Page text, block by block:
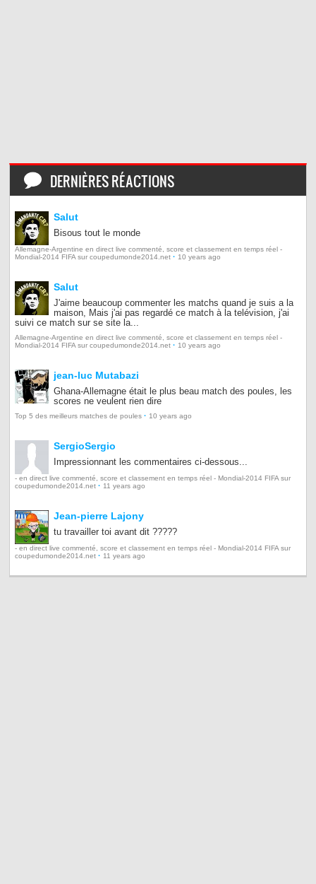
DERNIÈRES RÉACTIONS
Salut
Bisous tout le monde
Allemagne-Argentine en direct live commenté, score et classement en temps réel -
Mondial-2014 FIFA sur coupedumonde2014.net · 10 years ago
Salut
J'aime beaucoup commenter les matchs quand je suis a la
maison, Mais j'ai pas regardé ce match à la telévision, j'ai
suivi ce match sur se site la...
Allemagne-Argentine en direct live commenté, score et classement en temps réel -
Mondial-2014 FIFA sur coupedumonde2014.net · 10 years ago
jean-luc Mutabazi
Ghana-Allemagne était le plus beau match des poules, les
scores ne veulent rien dire
Top 5 des meilleurs matches de poules · 10 years ago
SergioSergio
Impressionnant les commentaires ci-dessous...
- en direct live commenté, score et classement en temps réel - Mondial-2014 FIFA sur
coupedumonde2014.net · 11 years ago
Jean-pierre Lajony
tu travailler toi avant dit ?????
- en direct live commenté, score et classement en temps réel - Mondial-2014 FIFA sur
coupedumonde2014.net · 11 years ago